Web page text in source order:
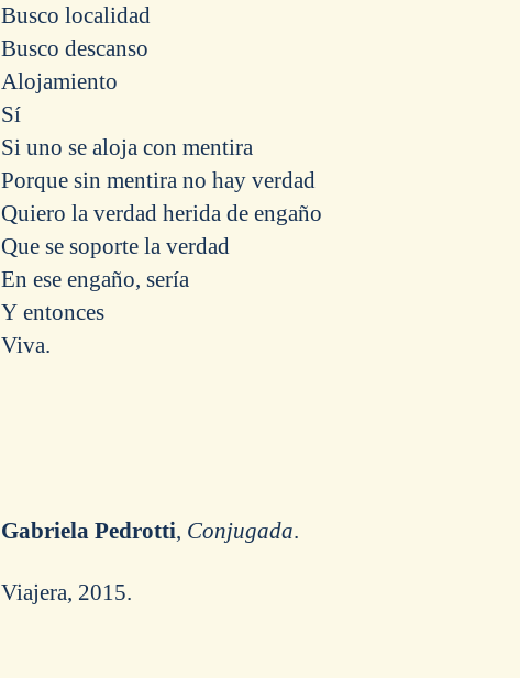
Busco localidad
Busco descanso
Alojamiento
Sí
Si uno se aloja con mentira
Porque sin mentira no hay verdad
Quiero la verdad herida de engaño
Que se soporte la verdad
En ese engaño, sería
Y entonces
Viva.
Gabriela Pedrotti, Conjugada.
Viajera, 2015.